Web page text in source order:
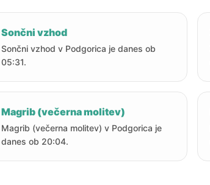
Sončni vzhod
Sončni vzhod v Podgorica je danes ob
05:31.
Magrib (večerna molitev)
Magrib (večerna molitev) v Podgorica je
danes ob 20:04.